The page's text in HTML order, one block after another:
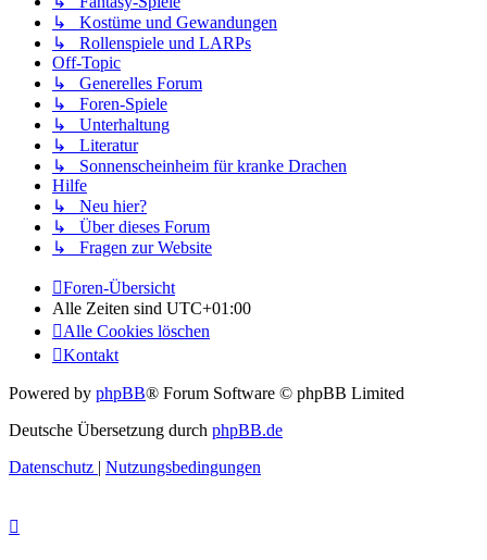
↳ Kostüme und Gewandungen
↳ Rollenspiele und LARPs
Off-Topic
↳ Generelles Forum
↳ Foren-Spiele
↳ Unterhaltung
↳ Literatur
↳ Sonnenscheinheim für kranke Drachen
Hilfe
↳ Neu hier?
↳ Über dieses Forum
↳ Fragen zur Website
Foren-Übersicht
Alle Zeiten sind UTC+01:00
Alle Cookies löschen
Kontakt
Powered by phpBB® Forum Software © phpBB Limited
Deutsche Übersetzung durch phpBB.de
Datenschutz
Nutzungsbedingungen